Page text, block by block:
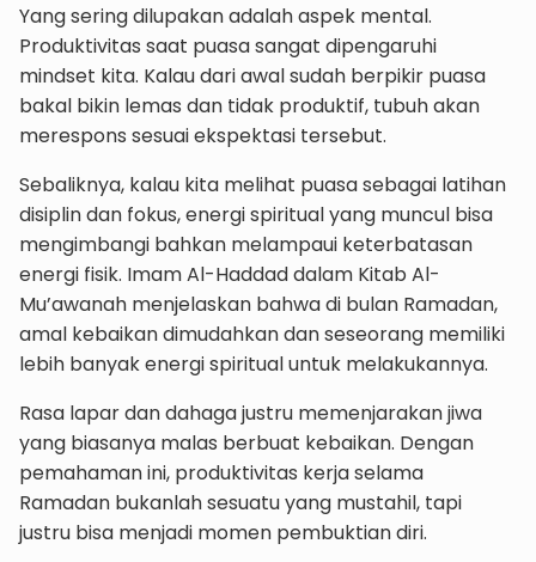
Yang sering dilupakan adalah aspek mental.
Produktivitas saat puasa sangat dipengaruhi
mindset kita. Kalau dari awal sudah berpikir puasa
bakal bikin lemas dan tidak produktif, tubuh akan
merespons sesuai ekspektasi tersebut.
Sebaliknya, kalau kita melihat puasa sebagai latihan
disiplin dan fokus, energi spiritual yang muncul bisa
mengimbangi bahkan melampaui keterbatasan
energi fisik. Imam Al-Haddad dalam Kitab Al-
Mu’awanah menjelaskan bahwa di bulan Ramadan,
amal kebaikan dimudahkan dan seseorang memiliki
lebih banyak energi spiritual untuk melakukannya.
Rasa lapar dan dahaga justru memenjarakan jiwa
yang biasanya malas berbuat kebaikan. Dengan
pemahaman ini, produktivitas kerja selama
Ramadan bukanlah sesuatu yang mustahil, tapi
justru bisa menjadi momen pembuktian diri.